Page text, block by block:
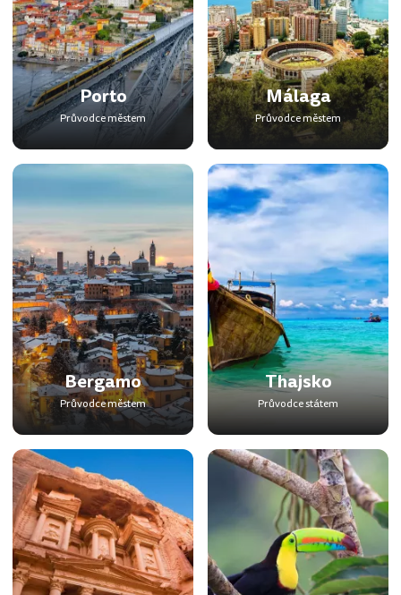
Porto
Průvodce městem
Málaga
Průvodce městem
Bergamo
Průvodce městem
Thajsko
Průvodce státem